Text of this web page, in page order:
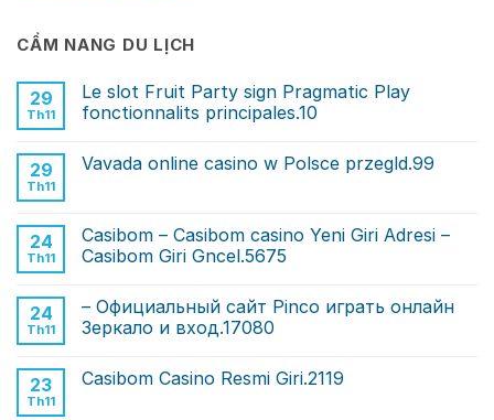
CẨM NANG DU LỊCH
29
Th11
Le slot Fruit Party sign Pragmatic Play
fonctionnalits principales.10
29
Th11
Vavada online casino w Polsce przegld.99
24
Th11
Casibom – Casibom casino Yeni Giri Adresi –
Casibom Giri Gncel.5675
24
Th11
– Официальный сайт Pinco играть онлайн
Зеркало и вход.17080
23
Th11
Casibom Casino Resmi Giri.2119